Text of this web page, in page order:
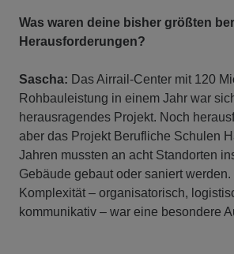
Was waren deine bisher größten
Herausforderungen?
Sascha: Das Airrail-Center mit 120
Rohbauleistung in einem Jahr war
herausragendes Projekt. Noch
aber das Projekt Berufliche Schulen
Jahren mussten an acht Standorten
Gebäude gebaut oder saniert werden.
Komplexität – organisatorisch,
kommunikativ – war eine besondere